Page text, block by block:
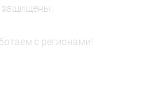
с регионами!